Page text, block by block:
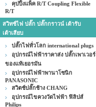
คุปปิ้งแพ็ค R/T Coupling Flexible
R/T
สวิทช์ไฟ ปลั๊ก ปลั๊กกราวน์ เต้ารับ
เต้าเสียบ
ปลั๊กไฟทั่วโลก international plugs
อุปกรณ์ไฟฟ้าราคาส่ง ปลั๊กเพาเวอร์
ของแท้เยอรมัน
อุปกรณ์ไฟฟ้าพานาโซนิก
PANASONIC
สวิตช์ปลั๊กช้าง CHANG
อุปกรณ์ไขควงวัดไฟฟ้า ฟิลิปส์
Philips